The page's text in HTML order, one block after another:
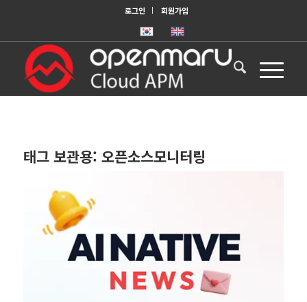
로그인 회원가입
태그 보관용: 오픈소스모니터링